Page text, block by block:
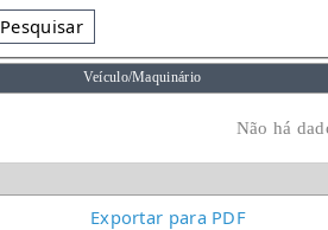
Pesquisar
Veículo/Maquinário
Não há
Exportar para PDF